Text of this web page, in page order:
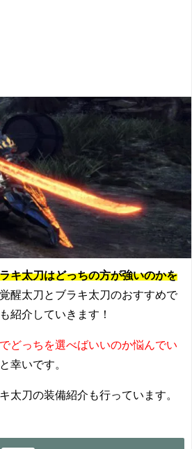
キ太刀はどっちの方が強いのかを
醒太刀とブラキ太刀のおすすめで
紹介していきます！
どっちを選べばいいのか悩んでい
幸いです。
太刀の装備紹介も行っています。